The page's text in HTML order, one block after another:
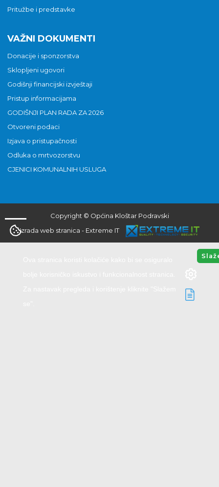
Pritužbe i predstavke
VAŽNI DOKUMENTI
Donacije i sponzorstva
Sklopljeni ugovori
Godišnji financijski izvještaji
Pristup informacijama
GODIŠNJI PLAN RADA ZA 2026
Otvoreni podaci
Izjava o pristupačnosti
Odluka o mrtvozorstvu
CJENICI KOMUNALNIH USLUGA
Copyright © Općina Kloštar Podravski
Izrada web stranica - Extreme IT